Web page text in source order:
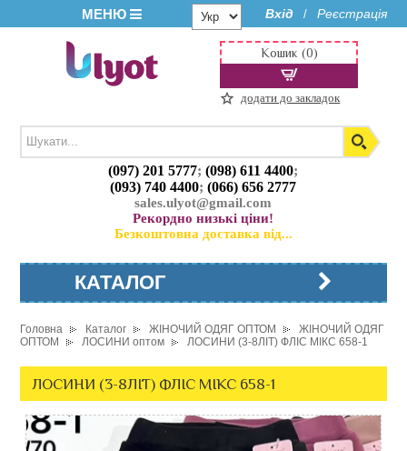
МЕНЮ Вхід / Реєстрація
(097) 201 5777;(098) 611 4400;
(093) 740 4400;(066) 656 2777
sales.ulyot@gmail.com
Рекордно низькі ціни!
Безкоштовна доставка від...
Кошик (0)
додати до закладок
КАТАЛОГ
Головна Каталог ЖІНОЧИЙ ОДЯГ ОПТОМ
ЖІНОЧИЙ ОДЯГ
ОПТОМ
ЛОСИНИ оптом ЛОСИНИ (3-8ЛІТ) ФЛІС МІКС 658-1
ЛОСИНИ (3-8ЛІТ) ФЛІС МІКС 658-1